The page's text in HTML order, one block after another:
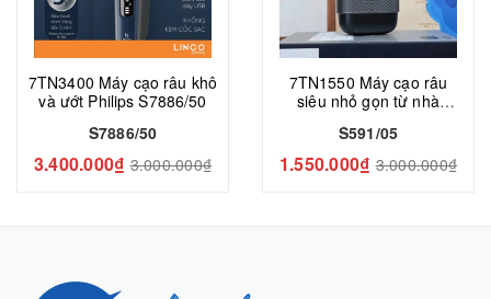
7TN3400 Máy cạo râu khô
và ướt Philips S7886/50
S7886/50
3.400.000₫ 3.000.000₫
7TN1550 Máy cạo râu
siêu nhỏ gọn từ nhà
S591/05
1.550.000₫ 3.000.000₫